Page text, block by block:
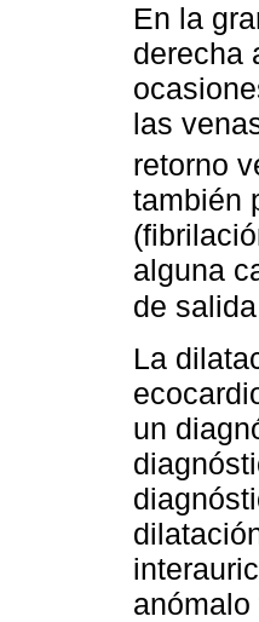
En la
derecha
las
retorno
también
alguna
de
La
un